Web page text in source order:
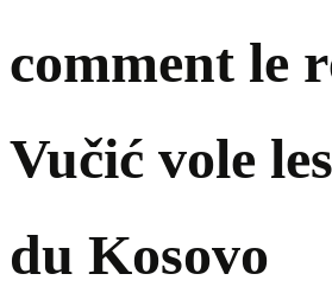
comment le
Vučić vole
du Kosovo